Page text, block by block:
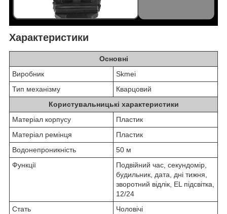
Характеристики
Основні
Виробник
Skmei
Тип механізму
Кварцовий
Користувальницькі характеристики
Матеріал корпусу
Пластик
Матеріал ремінця
Пластик
Водонепроникність
50 м
Функції
Подвійний час, секундомір,
будильник, дата, дні тижня,
зворотний відлік, EL підсвітка,
12/24
Стать
Чоловічі